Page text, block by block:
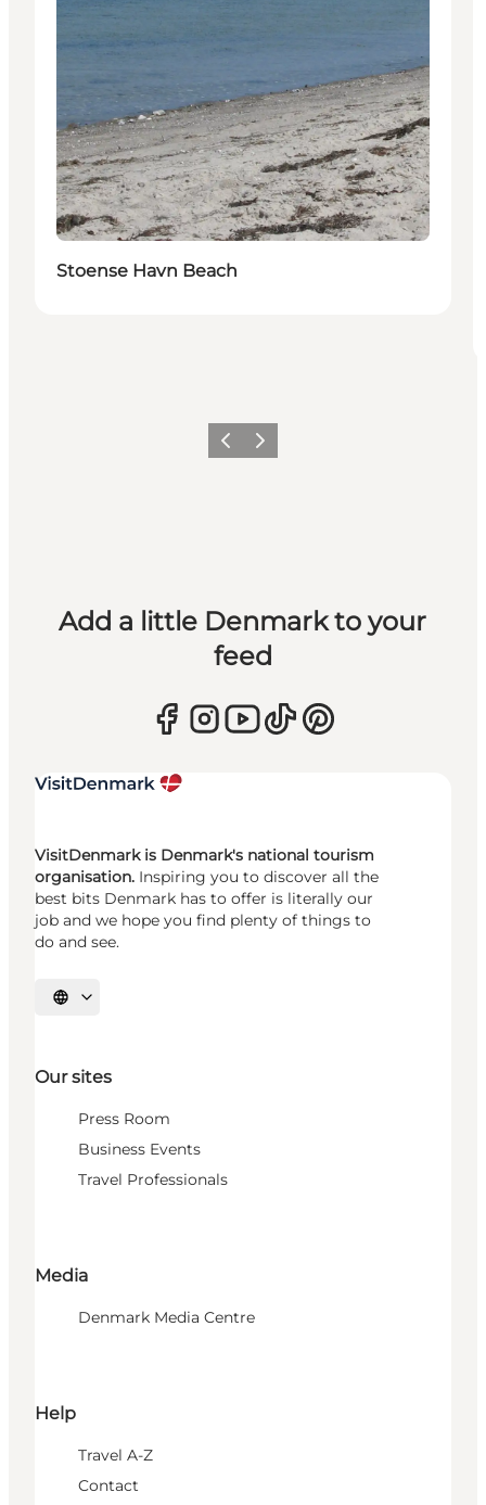
Stoense Havn Beach
Previous
Next
Add a little Denmark to your
feed
VisitDenmark is Denmark's national tourism
organisation. Inspiring you to discover all the
best bits Denmark has to offer is literally our
job and we hope you find plenty of things to
do and see.
Select language
Our sites
Press Room
Business Events
Travel Professionals
Media
Denmark Media Centre
Help
Travel A-Z
Contact